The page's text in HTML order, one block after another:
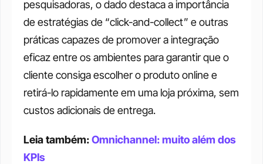
pesquisadoras, o dado destaca a importância
de estratégias de “click-and-collect” e outras
práticas capazes de promover a integração
eficaz entre os ambientes para garantir que o
cliente consiga escolher o produto online e
retirá-lo rapidamente em uma loja próxima, sem
custos adicionais de entrega.
Leia também: Omnichannel: muito além dos
KPIs